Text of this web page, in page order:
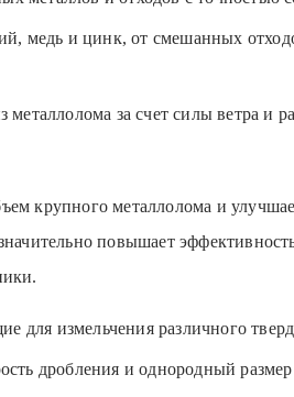
медь и цинк, от смешанных
за счет силы ветра и
крупного металлолома и
повышает
для измельчения различного
дробления и однородный размер